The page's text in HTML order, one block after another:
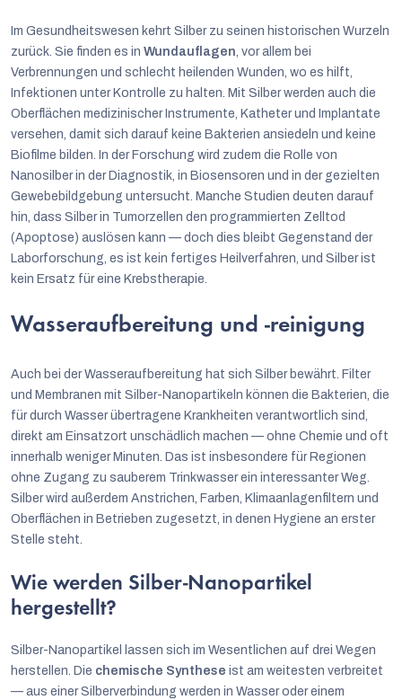
Im Gesundheitswesen kehrt Silber zu seinen historischen Wurzeln
zurück. Sie finden es in Wundauflagen, vor allem bei
Verbrennungen und schlecht heilenden Wunden, wo es hilft,
Infektionen unter Kontrolle zu halten. Mit Silber werden auch die
Oberflächen medizinischer Instrumente, Katheter und Implantate
versehen, damit sich darauf keine Bakterien ansiedeln und keine
Biofilme bilden. In der Forschung wird zudem die Rolle von
Nanosilber in der Diagnostik, in Biosensoren und in der gezielten
Gewebebildgebung untersucht. Manche Studien deuten darauf
hin, dass Silber in Tumorzellen den programmierten Zelltod
(Apoptose) auslösen kann — doch dies bleibt Gegenstand der
Laborforschung, es ist kein fertiges Heilverfahren, und Silber ist
kein Ersatz für eine Krebstherapie.
Wasseraufbereitung und -reinigung
Auch bei der Wasseraufbereitung hat sich Silber bewährt. Filter
und Membranen mit Silber-Nanopartikeln können die Bakterien, die
für durch Wasser übertragene Krankheiten verantwortlich sind,
direkt am Einsatzort unschädlich machen — ohne Chemie und oft
innerhalb weniger Minuten. Das ist insbesondere für Regionen
ohne Zugang zu sauberem Trinkwasser ein interessanter Weg.
Silber wird außerdem Anstrichen, Farben, Klimaanlagenfiltern und
Oberflächen in Betrieben zugesetzt, in denen Hygiene an erster
Stelle steht.
Wie werden Silber-Nanopartikel
hergestellt?
Silber-Nanopartikel lassen sich im Wesentlichen auf drei Wegen
herstellen. Die chemische Synthese ist am weitesten verbreitet
— aus einer Silberverbindung werden in Wasser oder einem